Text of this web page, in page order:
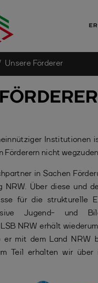
Unsere Förderer
Institutionen
Förderern nicht
in Sachen
NRW. Über diese und
für die strukturelle
Jugend- und
NRW erhält
er mit dem Land NRW
Teil erhalten wir